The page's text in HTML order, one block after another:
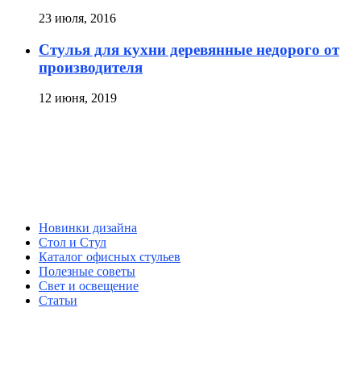
23 июля, 2016
Стулья для кухни деревянные недорого от
производителя
12 июня, 2019
Новинки дизайна
Стол и Стул
Каталог офисных стульев
Полезные советы
Свет и освещение
Статьи